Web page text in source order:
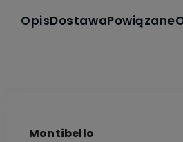
OpisDostawaPowiązane
Montibello